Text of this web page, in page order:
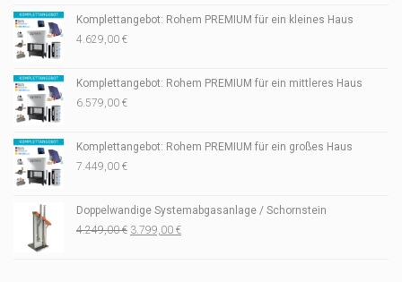
Komplettangebot: Rohem PREMIUM für ein kleines Haus
4.629,00 €
Komplettangebot: Rohem PREMIUM für ein mittleres Haus
6.579,00 €
Komplettangebot: Rohem PREMIUM für ein großes Haus
7.449,00 €
Doppelwandige Systemabgasanlage / Schornstein
4.249,00€ Ursprünglicher
3.799,00 €Aktueller